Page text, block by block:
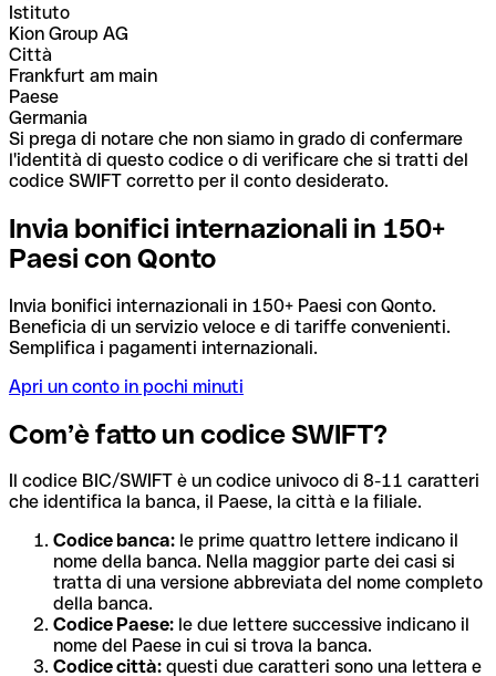
Istituto
Kion Group AG
Città
Frankfurt am main
Paese
Germania
Si prega di notare che non siamo in grado di confermare
l'identità di questo codice o di verificare che si tratti del
codice SWIFT corretto per il conto desiderato.
Invia bonifici internazionali in 150+
Paesi con Qonto
Invia bonifici internazionali in 150+ Paesi con Qonto.
Beneficia di un servizio veloce e di tariffe convenienti.
Semplifica i pagamenti internazionali.
Apri un conto in pochi minuti
Com’è fatto un codice SWIFT?
Il codice BIC/SWIFT è un codice univoco di 8-11 caratteri
che identifica la banca, il Paese, la città e la filiale.
Codice banca: le prime quattro lettere indicano il
nome della banca. Nella maggior parte dei casi si
tratta di una versione abbreviata del nome completo
della banca.
Codice Paese: le due lettere successive indicano il
nome del Paese in cui si trova la banca.
Codice città: questi due caratteri sono una lettera e